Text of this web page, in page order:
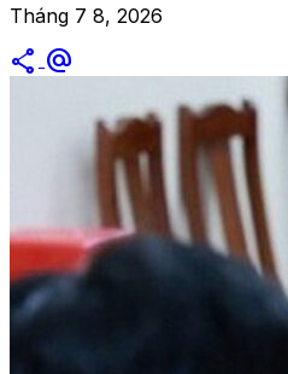
Tháng 7 8, 2026
share alternate_email